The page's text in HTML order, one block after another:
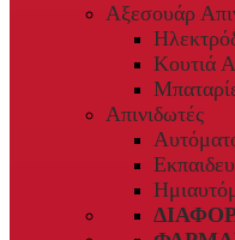
Αξεσουάρ
Κουτιά
Απινιδωτές